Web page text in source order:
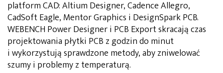
platform CAD: Altium Designer, Cadence Allegro,
CadSoft Eagle, Mentor Graphics i DesignSpark PCB.
WEBENCH Power Designer i PCB Export skracają czas
projektowania płytki PCB z godzin do minut
i wykorzystują sprawdzone metody, aby zniwelować
szumy i problemy z temperaturą.